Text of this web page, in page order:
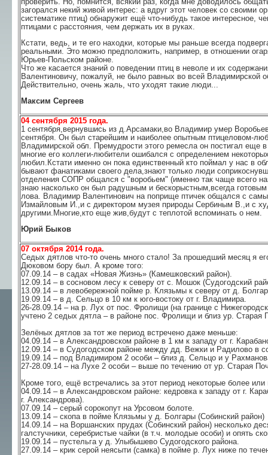
загорался некий живой интерес: а вдруг этот человек со своими
систематике птиц) обнаружит ещё что-нибудь такое интересное,
птицами с расстояния, чем держать их в руках.
Кстати, ведь, и те его находки, которые мы раньше всегда
реальными. Это можно предположить, например, в отношении
Юрьев-Польском районе.
Что же касается знаний о поведении птиц в неволе и их
Валентиновичу, пожалуй, не было равных во всей Владимирской
Действительно, очень жаль, что уходят такие люди...
Максим Сергеев
04 сентября 2015 года.
1 сентября,вернувшись из д.Арсамаки,во Владимир умер
сентября. Он был старейшим и наиболее опытным птицеловом-
Владимирской обл. Премудрости этого ремесла он постигал еще
многие его коллеги-любители ошибался с определением
любил.Кстати именно он пока единственный кто поймал у нас в
бывают фанатиками своего дела,знают только люди
отделения СОПР общался с "воробьем" (именно так чаще всего
знаю насколько он был радушным и бескорыстным,всегда
лова. Владимир Валентинович на поприще птичек общался с
Измайловым И.,и с директором музея природы Сербиным В.,и с
другими.Многие,кто еще жив,будут с теплотой вспоминать о нем.
Юрий Быков
07 октября 2014 года.
Седых дятлов что-то очень много стало! За прошедший месяц я
Дюковом бору был. А кроме того:
07.09.14 – в садах «Новая Жизнь» (Камешковский район).
12.09.14 – в сосновом лесу к северу от с. Мошок (Судогодский
13.09.14 – в левобережной пойме р. Клязьмы к северу от д.
19.09.14 – в д. Сельцо в 10 км к юго-востоку от г. Владимира.
26-28.09.14 – на р. Лух от пос. Фролищи (на границе с
учтено 2 седых дятла – в районе пос. Фролищи и близ ур. Старая
Зелёных дятлов за тот же период встречено даже меньше:
04.09.14 – в Александровском районе в 1 км к западу от г.
12.09.14 – в Судогодском районе между дд. Вежки и Радилово в
19.09.14 – под Владимиром 2 особи – близ д. Сельцо и у
27-28.09.14 – на Лухе 2 особи – выше по течению от ур. Старая
Кроме того, ещё встречались за этот период некоторые более
04.09.14 – в Александровском районе: кедровка к западу от г.
г. Александрова).
07.09.14 – серый сорокопут на Урсовом болоте.
13.09.14 – скопа в пойме Клязьмы у д. Болгары (Собинский район)
14.09.14 – на Воршанских прудах (Собинский район) несколько
галстучники, серебристые чайки (в т.ч. молодые особи) и опять
19.09.14 – пустельга у д. Улыбышево Судогодского района.
27.09.14 – крик серой неясыти (самка) в пойме р. Лух ниже по